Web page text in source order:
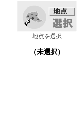
地点を選択
（未選択）